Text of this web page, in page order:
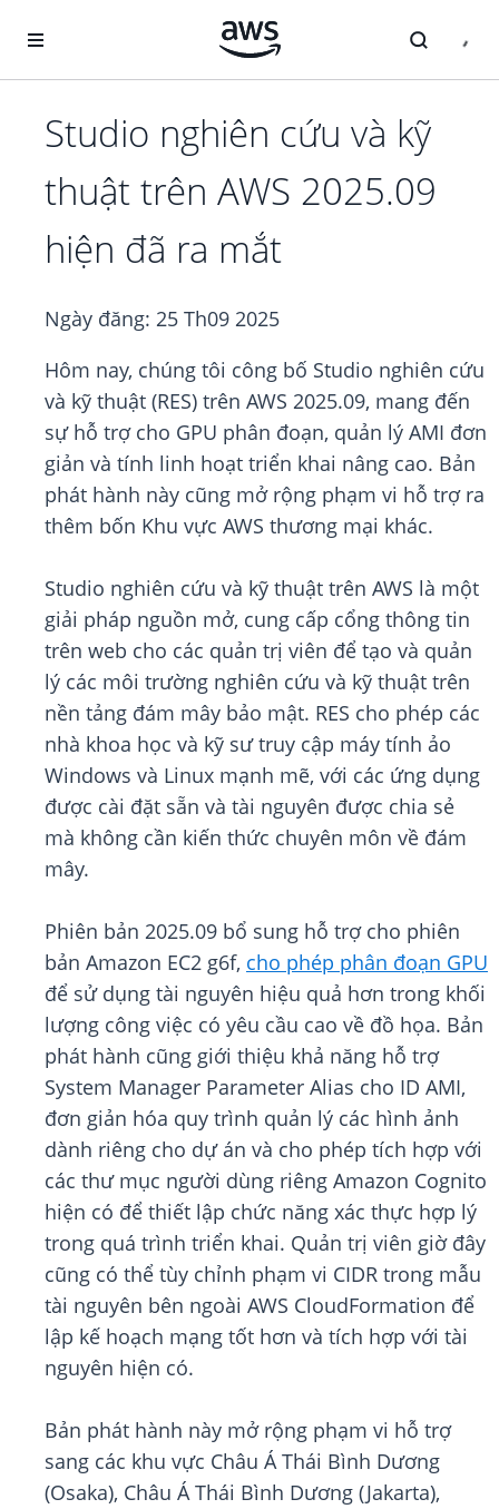
Studio nghiên cứu và kỹ
thuật trên AWS 2025.09
hiện đã ra mắt
Ngày đăng: 25 Th09 2025
Hôm nay, chúng tôi công bố Studio nghiên cứu
và kỹ thuật (RES) trên AWS 2025.09, mang đến
sự hỗ trợ cho GPU phân đoạn, quản lý AMI đơn
giản và tính linh hoạt triển khai nâng cao. Bản
phát hành này cũng mở rộng phạm vi hỗ trợ ra
thêm bốn Khu vực AWS thương mại khác.
Studio nghiên cứu và kỹ thuật trên AWS là một
giải pháp nguồn mở, cung cấp cổng thông tin
trên web cho các quản trị viên để tạo và quản
lý các môi trường nghiên cứu và kỹ thuật trên
nền tảng đám mây bảo mật. RES cho phép các
nhà khoa học và kỹ sư truy cập máy tính ảo
Windows và Linux mạnh mẽ, với các ứng dụng
được cài đặt sẵn và tài nguyên được chia sẻ
mà không cần kiến thức chuyên môn về đám
mây.
Phiên bản 2025.09 bổ sung hỗ trợ cho phiên
bản Amazon EC2 g6f, cho phép phân đoạn GPU
để sử dụng tài nguyên hiệu quả hơn trong khối
lượng công việc có yêu cầu cao về đồ họa. Bản
phát hành cũng giới thiệu khả năng hỗ trợ
System Manager Parameter Alias cho ID AMI,
đơn giản hóa quy trình quản lý các hình ảnh
dành riêng cho dự án và cho phép tích hợp với
các thư mục người dùng riêng Amazon Cognito
hiện có để thiết lập chức năng xác thực hợp lý
trong quá trình triển khai. Quản trị viên giờ đây
cũng có thể tùy chỉnh phạm vi CIDR trong mẫu
tài nguyên bên ngoài AWS CloudFormation để
lập kế hoạch mạng tốt hơn và tích hợp với tài
nguyên hiện có.
Bản phát hành này mở rộng phạm vi hỗ trợ
sang các khu vực Châu Á Thái Bình Dương
(Osaka), Châu Á Thái Bình Dương (Jakarta),